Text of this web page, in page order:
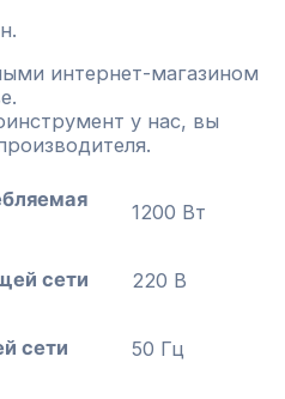
интернет-магазином
у нас, вы
1200 Вт
сети 220 В
сети 50 Гц